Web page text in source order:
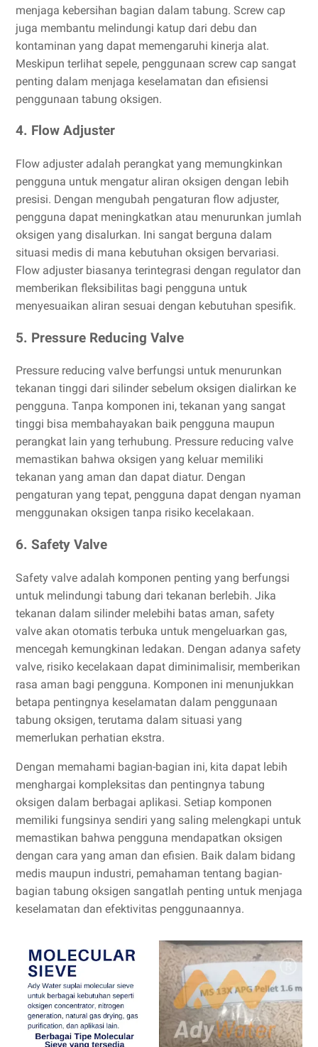
menjaga kebersihan bagian dalam tabung. Screw cap
juga membantu melindungi katup dari debu dan
kontaminan yang dapat memengaruhi kinerja alat.
Meskipun terlihat sepele, penggunaan screw cap sangat
penting dalam menjaga keselamatan dan efisiensi
penggunaan tabung oksigen.
4. Flow Adjuster
Flow adjuster adalah perangkat yang memungkinkan
pengguna untuk mengatur aliran oksigen dengan lebih
presisi. Dengan mengubah pengaturan flow adjuster,
pengguna dapat meningkatkan atau menurunkan jumlah
oksigen yang disalurkan. Ini sangat berguna dalam
situasi medis di mana kebutuhan oksigen bervariasi.
Flow adjuster biasanya terintegrasi dengan regulator dan
memberikan fleksibilitas bagi pengguna untuk
menyesuaikan aliran sesuai dengan kebutuhan spesifik.
5. Pressure Reducing Valve
Pressure reducing valve berfungsi untuk menurunkan
tekanan tinggi dari silinder sebelum oksigen dialirkan ke
pengguna. Tanpa komponen ini, tekanan yang sangat
tinggi bisa membahayakan baik pengguna maupun
perangkat lain yang terhubung. Pressure reducing valve
memastikan bahwa oksigen yang keluar memiliki
tekanan yang aman dan dapat diatur. Dengan
pengaturan yang tepat, pengguna dapat dengan nyaman
menggunakan oksigen tanpa risiko kecelakaan.
6. Safety Valve
Safety valve adalah komponen penting yang berfungsi
untuk melindungi tabung dari tekanan berlebih. Jika
tekanan dalam silinder melebihi batas aman, safety
valve akan otomatis terbuka untuk mengeluarkan gas,
mencegah kemungkinan ledakan. Dengan adanya safety
valve, risiko kecelakaan dapat diminimalisir, memberikan
rasa aman bagi pengguna. Komponen ini menunjukkan
betapa pentingnya keselamatan dalam penggunaan
tabung oksigen, terutama dalam situasi yang
memerlukan perhatian ekstra.
Dengan memahami bagian-bagian ini, kita dapat lebih
menghargai kompleksitas dan pentingnya tabung
oksigen dalam berbagai aplikasi. Setiap komponen
memiliki fungsinya sendiri yang saling melengkapi untuk
memastikan bahwa pengguna mendapatkan oksigen
dengan cara yang aman dan efisien. Baik dalam bidang
medis maupun industri, pemahaman tentang bagian-
bagian tabung oksigen sangatlah penting untuk menjaga
keselamatan dan efektivitas penggunaannya.